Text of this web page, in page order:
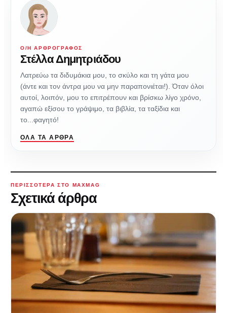
Ο/Η ΑΡΘΡΟΓΡΆΦΟΣ
Στέλλα Δημητριάδου
Λατρεύω τα διδυμάκια μου, το σκύλο και τη γάτα μου
(άντε και τον άντρα μου να μην παραπονιέται!). Όταν όλοι
αυτοί, λοιπόν, μου το επιτρέπουν και βρίσκω λίγο χρόνο,
αγαπώ εξίσου το γράψιμο, τα βιβλία, τα ταξίδια και
το...φαγητό!
ΌΛΑ ΤΑ ΆΡΘΡΑ
ΠΕΡΙΣΣΌΤΕΡΑ ΣΤΟ MAXMAG
Σχετικά άρθρα